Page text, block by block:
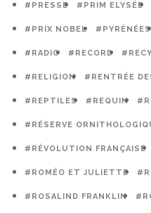
#PRESSE #PRIM ELYSÉE
#PRIX NOBEL #PYRÉNÉES
#RADIO #RECORD
#RELIGION #RENTRÉE
#REPTILES #REQUIN
#RÉSERVE
#RÉVOLUTION FRANÇAISE
#ROMÉO ET JULIETTE
#ROSALIND FRANKLIN